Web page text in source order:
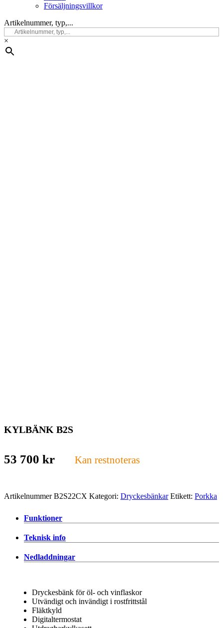
Försäljningsvillkor
Artikelnummer, typ,...
×
KYLBÄNK B2S
53 700 kr Kan restnoteras
ArtikelnummerB2S22CX Kategori: Dryckesbänkar Etikett: Porkka
Funktioner
Teknisk info
Nedladdningar
Dryckesbänk för öl- och vinflaskor
Utvändigt och invändigt i rostfrittstål
Fläktkyld
Digitaltermostat